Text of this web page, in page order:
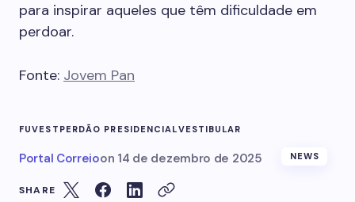
para inspirar aqueles que têm dificuldade em
perdoar.
Fonte: Jovem Pan
FUVEST PERDÃO PRESIDENCIALVESTIBULAR
Portal Correioon 14 de dezembro de 2025 NEWS
SHARE